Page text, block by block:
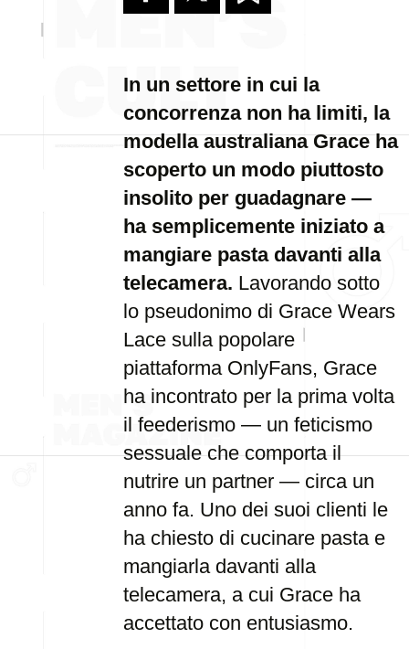
In un settore in cui la
concorrenza non ha limiti, la
modella australiana Grace ha
scoperto un modo piuttosto
insolito per guadagnare —
ha semplicemente iniziato a
mangiare pasta davanti alla
telecamera. Lavorando sotto
lo pseudonimo di Grace Wears
Lace sulla popolare
piattaforma OnlyFans, Grace
ha incontrato per la prima volta
il feederismo — un feticismo
sessuale che comporta il
nutrire un partner — circa un
anno fa. Uno dei suoi clienti le
ha chiesto di cucinare pasta e
mangiarla davanti alla
telecamera, a cui Grace ha
accettato con entusiasmo.